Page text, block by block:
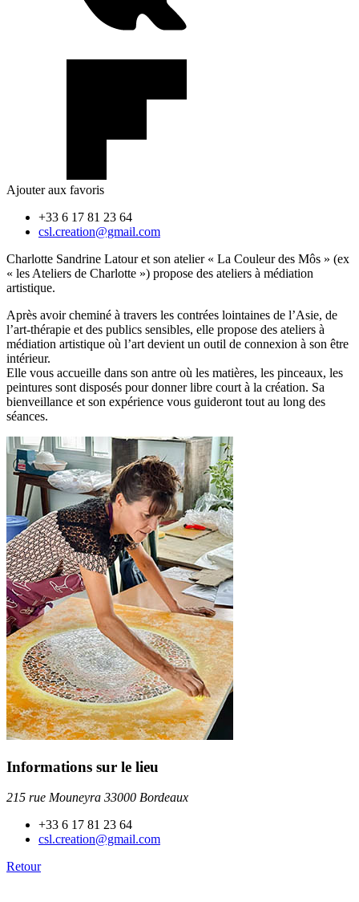
Ajouter aux favoris
+33 6 17 81 23 64
csl.creation@gmail.com
Charlotte Sandrine Latour et son atelier « La Couleur des Môs » (ex
« les Ateliers de Charlotte ») propose des ateliers à médiation
artistique.
Après avoir cheminé à travers les contrées lointaines de l’Asie, de
l’art-thérapie et des publics sensibles, elle propose des ateliers à
médiation artistique où l’art devient un outil de connexion à son être
intérieur.
Elle vous accueille dans son antre où les matières, les pinceaux, les
peintures sont disposés pour donner libre court à la création. Sa
bienveillance et son expérience vous guideront tout au long des
séances.
Informations sur le lieu
215 rue Mouneyra 33000 Bordeaux
+33 6 17 81 23 64
csl.creation@gmail.com
Retour